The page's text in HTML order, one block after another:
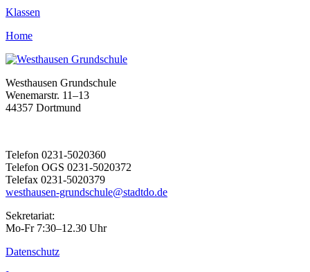
Klassen
Home
Westhausen Grundschule
Wenemarstr. 11–13
44357 Dortmund
Telefon 0231-5020360
Telefon OGS 0231-5020372
Telefax 0231-5020379
westhausen-grundschule@stadtdo.de
Sekretariat:
Mo-Fr 7:30–12.30 Uhr
Datenschutz